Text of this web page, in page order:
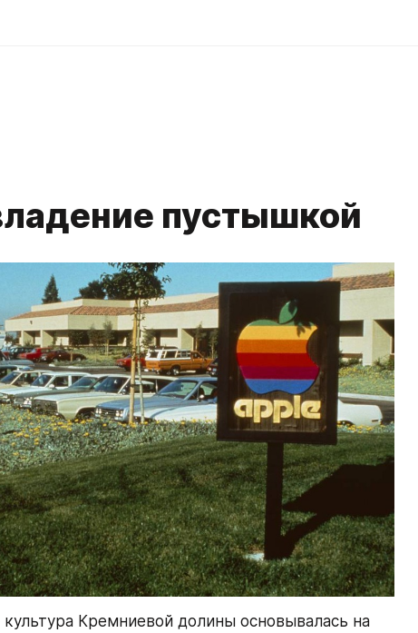
пустышкой
Кремниевой долины основывалась на